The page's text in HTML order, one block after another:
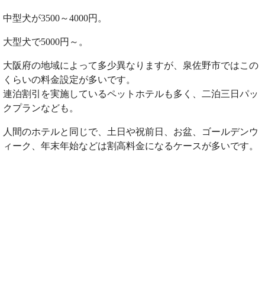
中型犬が3500～4000円。
大型犬で5000円～。
大阪府の地域によって多少異なりますが、泉佐野市ではこの
くらいの料金設定が多いです。
連泊割引を実施しているペットホテルも多く、二泊三日パッ
クプランなども。
人間のホテルと同じで、土日や祝前日、お盆、ゴールデンウ
ィーク、年末年始などは割高料金になるケースが多いです。